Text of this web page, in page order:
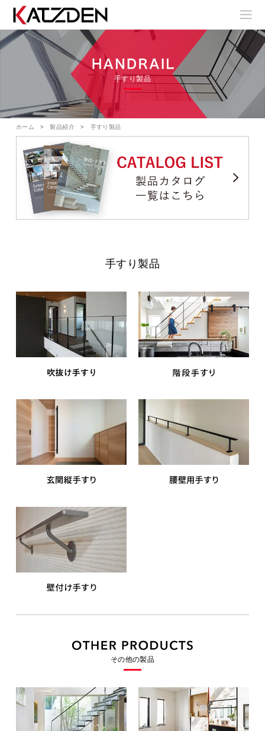
手すり製品
ホーム 製品紹介 手すり製品
手すり製品
その他の製品